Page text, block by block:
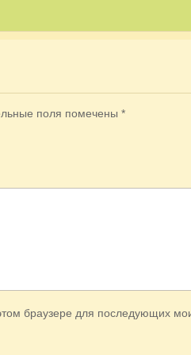
поля помечены*
браузере для последующих